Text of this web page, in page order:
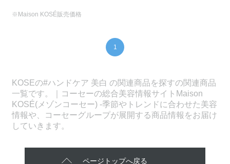
※Maison KOSÉ販売価格
1
KOSEの#ハンドケア 美白 の関連商品を探すの関連商品
一覧です。｜コーセーの総合美容情報サイトMaison
KOSÉ(メゾンコーセー) -季節やトレンドに合わせた美容
情報や、コーセーグループが展開する商品情報をお届け
していきます。
ページトップへ戻る